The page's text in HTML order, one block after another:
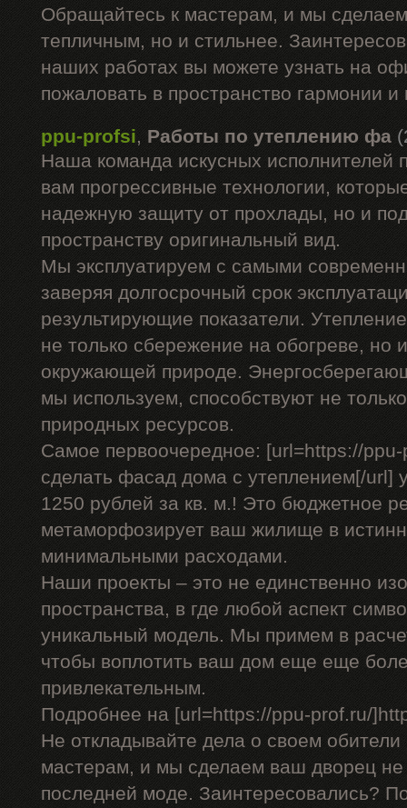
Обращайтесь к мастерам, и мы
тепличным, но и стильнее.
наших работах вы можете узнать на
пожаловать в пространство гармонии
ppu-profsi, Работы по утеплению фа
Наша команда искусных исполнителей
вам прогрессивные технологии,
надежную защиту от прохлады, но и
пространству оригинальный вид.
Мы эксплуатируем с самыми
заверяя долгосрочный срок
результирующие показатели.
не только сбережение на обогреве, но
окружающей природе.
мы используем, способствуют не
природных ресурсов.
Самое первоочередное: [url=https://ppu-
сделать фасад дома с утеплением[/url]
1250 рублей за кв. м.! Это бюджетное
метаморфозирует ваш жилище в
минимальными расходами.
Наши проекты – это не единственно
пространства, в где любой аспект
уникальный модель. Мы примем в
чтобы воплотить ваш дом еще еще
привлекательным.
Подробнее на [url=https://ppu-prof.ru/
Не откладывайте дела о своем
мастерам, и мы сделаем ваш дворец не
последней моде. Заинтересовались?